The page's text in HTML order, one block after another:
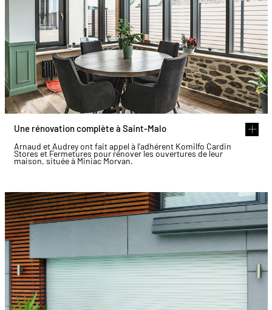
Une rénovation complète à Saint-Malo
Arnaud et Audrey ont fait appel à l'adhérent Komilfo Cardin
Stores et Fermetures pour rénover les ouvertures de leur
maison, située à Miniac Morvan.